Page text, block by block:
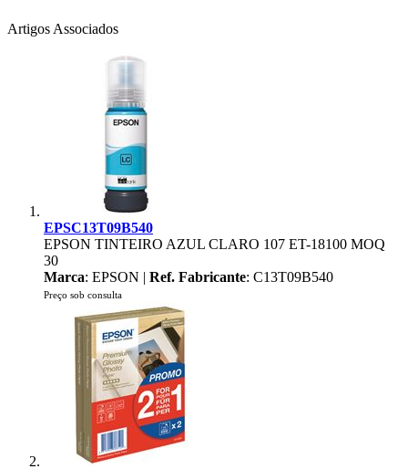
Artigos Associados
EPSC13T09B540
EPSON TINTEIRO AZUL CLARO 107 ET-18100 MOQ
30
Marca: EPSON | Ref. Fabricante: C13T09B540
Preço sob consulta